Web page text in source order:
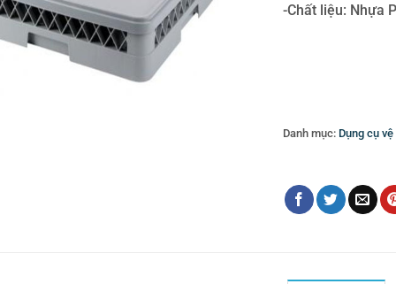
-Chất liệu: Nhựa
Danh mục: Dụng cụ